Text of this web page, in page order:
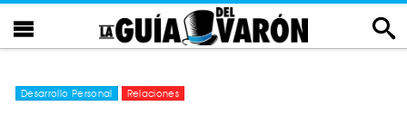
Desarrollo Personal Relaciones